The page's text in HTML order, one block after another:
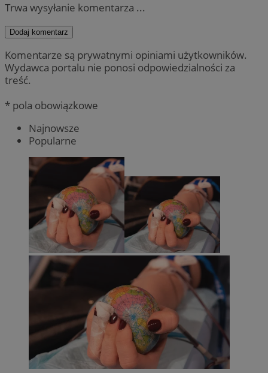
Trwa wysyłanie komentarza ...
Dodaj komentarz
Komentarze są prywatnymi opiniami użytkowników.
Wydawca portalu nie ponosi odpowiedzialności za
treść.
* pola obowiązkowe
Najnowsze
Popularne